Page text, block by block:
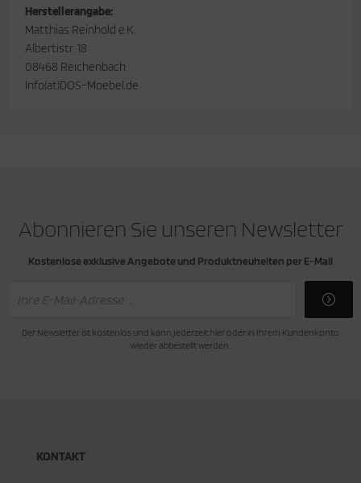
Herstellerangabe:
Matthias Reinhold e.K.
Albertistr. 18
08468 Reichenbach
Info(at)DOS-Moebel.de
Abonnieren Sie unseren Newsletter
Kostenlose exklusive Angebote und Produktneuheiten per E-Mail
Der Newsletter ist kostenlos und kann jederzeit hier oder in Ihrem Kundenkonto
wieder abbestellt werden.
KONTAKT